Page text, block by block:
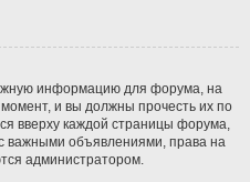
информацию для форума, на
и вы должны прочесть их по
вверху каждой страницы форума,
важными объявлениями, права на
администратором.